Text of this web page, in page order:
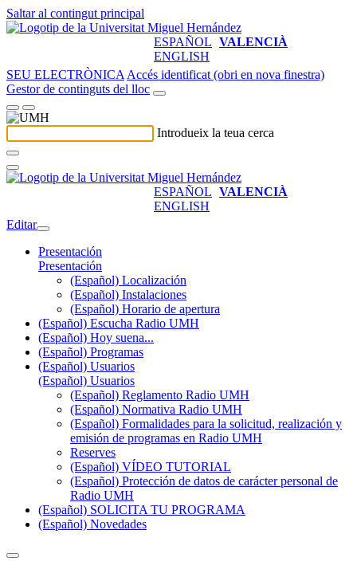
Saltar al contingut principal
ESPAÑOL VALENCIÀ
ENGLISH
SEU ELECTRÒNICA Accés identificat (obri en nova finestra)
Gestor de continguts del lloc
Introdueix la teua cerca
ESPAÑOL VALENCIÀ
ENGLISH
Editar
Presentación
Presentación
(Español) Localización
(Español) Instalaciones
(Español) Horario de apertura
(Español) Escucha Radio UMH
(Español) Hoy suena...
(Español) Programas
(Español) Usuarios
(Español) Usuarios
(Español) Reglamento Radio UMH
(Español) Normativa Radio UMH
(Español) Formalidades para la solicitud, realización y
emisión de programas en Radio UMH
Reserves
(Español) VÍDEO TUTORIAL
(Español) Protección de datos de carácter personal de
Radio UMH
(Español) SOLICITA TU PROGRAMA
(Español) Novedades